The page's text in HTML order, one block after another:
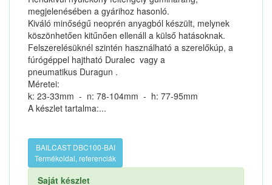
megjelenésében a gyárihoz hasonló.
Kiváló minőségű neoprén anyagból készült, melynek
köszönhetően kitűnően ellenáll a külső hatásoknak.
Felszerelésüknél szintén használható a szerelőkúp, a
fúrógéppel hajtható Duralec vagy a
pneumatikus Duragun .
Méretei:
k: 23-33mm - n: 78-104mm - h: 77-95mm
A készlet tartalma:...
BAILCAST DBC100-BAI
Termékoldal, referenciák
Saját készlet